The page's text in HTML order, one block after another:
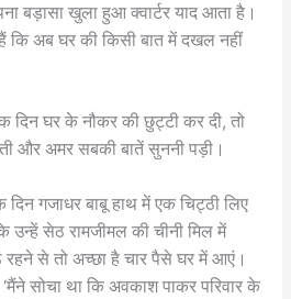
बड़ासा खुला हुआ क्वार्टर याद आता है।
कि अब घर की किसी बात में दखल नहीं
दिन घर के नौकर की छुट्टी कर दी, तो
और अमर सबकी बातें सुननी पड़ी।
गजाधर बाबू हाथ में एक चिट्ठी लिए
सेठ रामजीमल की चीनी मिल में
रहने से तो अच्छा है चार पैसे घर में आएं।
सोचा था कि अवकाश पाकर परिवार के